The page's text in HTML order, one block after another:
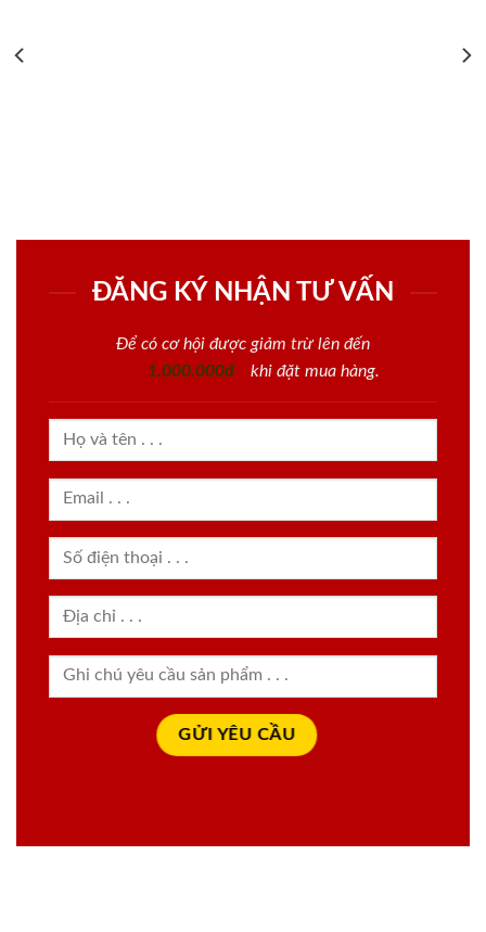
ĐĂNG KÝ NHẬN TƯ VẤN
Để có cơ hội được giảm trừ lên đến
1.000.000đ
khi đặt mua hàng.